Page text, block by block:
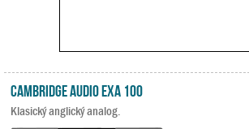
Cambridge Audio EXA 100
Klasický anglický analog.